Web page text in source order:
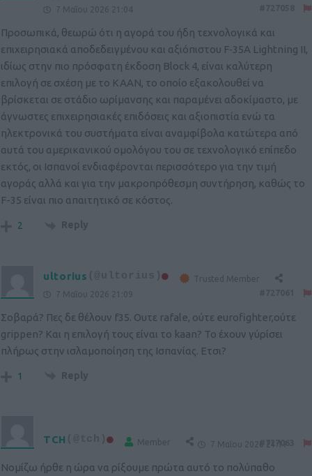
7 Μαΐου 2026 21:04
Προσωπικά, θεωρώ ότι η αγορά του ήδη τεχνολογικά και
επιχειρησιακά αποδεδειγμένου και αξιόπιστου F‑35A Lightning II,
ιδίως στην πιο πρόσφατη έκδοση Block 4, είναι καλύτερη
επιλογή σε σχέση με το KAAN, το οποίο εξακολουθεί να
βρίσκεται σε στάδιο ωρίμανσης και παραμένει αδοκίμαστο, με
άγνωστες επιχειρησιακές επιδόσεις και αξιοπιστία ενώ τα
ηλεκτρονικά του συστήματα είναι αναμφίβολα κατώτερα από
αυτά του αμερικανικού ομολόγου του σε τεχνολογικό επίπεδο
εκτός, οι Ισπανοί ενδιαφέρονται περισσότερο για την τιμή
αγοράς αλλά και για την μακροπρόθεσμη συντήρηση, καθώς το
F-35 είναι πιο απαιτητικό σε κόστος.
2 Reply
ultorius (@ultorius)
Trusted Member
7 Μαΐου 2026 21:09
Σοβαρά? Πες δε θέλουν f35. Ουτε rafale, ούτε eurofighter,ούτε
grippen? Και η επιλογή τους είναι το kaan? Το έχουν γύρίσει
πλήρως στην ισλαμοποίηση της Ισπανίας. Ετσι?
1 Reply
TCH (@tch) Member 7 Μαΐου 2026 21:17
#727063
Νομίζω ήρθε η ώρα να ρίξουμε πρώτα αυτό το πολύπαθο